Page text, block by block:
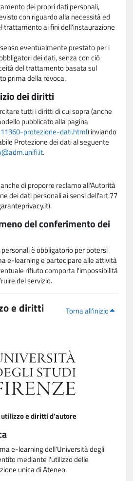
dei propri dati personali,
con riguardo alla necessità ed
trattamento ai fini dell'instaurazione
eventualmente prestato per i
dei dati, senza con ciò
del trattamento basata sul
prima della revoca.
dei diritti
tutti i diritti di cui sopra (anche
pubblicato alla pagina
protezione-dati.html) inviando
Protezione dei dati al seguente
.
di proporre reclamo all'Autorità
dei dati personali ai sensi dell'art.77
del conferimento dei
è obbligatorio per potersi
e-learning e partecipare alle attività
rifiuto comporta l'impossibilità
del servizio.
Torna all'inizio
e diritti
e diritti d'autore
e-learning dell'Università degli
mediante l'utilizzo delle
unica di Ateneo.